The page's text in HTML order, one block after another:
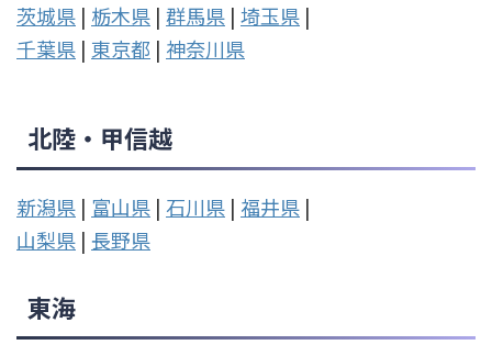
茨城県 | 栃木県 | 群馬県 | 埼玉県 |
千葉県 | 東京都 | 神奈川県
北陸・甲信越
新潟県 | 富山県 | 石川県 | 福井県 |
山梨県 | 長野県
東海